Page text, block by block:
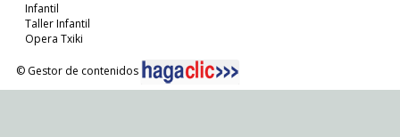
Infantil
Taller Infantil
Opera Txiki
© Gestor de contenidos